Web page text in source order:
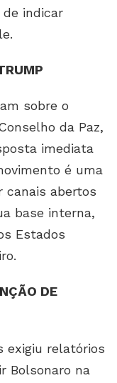
indicar
sobre o
da Paz,
imediata
é uma
abertos
base interna,
Estados
DE
exigiu relatórios
Bolsonaro na